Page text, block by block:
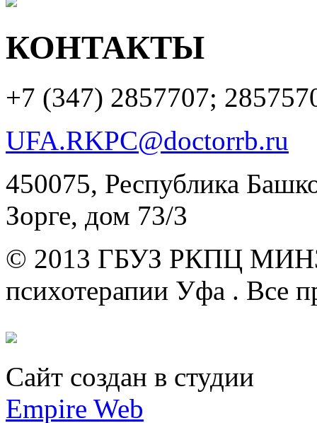
КОНТАКТЫ
+7 (347) 2857707;
UFA.RKPC@doctorrb.ru
450075, Республика
Зорге, дом 73/3
© 2013 ГБУЗ РКПЦ
психотерапии Уфа . Все
Сайт создан в студии
Empire Web